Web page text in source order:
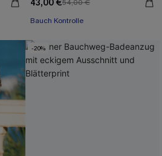
43,00 €54,00 €
Bauch Kontrolle
-20%